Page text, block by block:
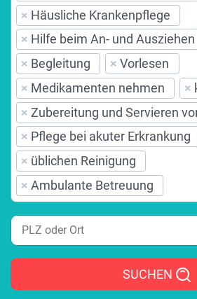
× Häusliche Krankenpflege
× Hilfe beim An- und Ausziehen
× Begleitung × Vorlesen
× Medikamenten nehmen ×
× Zubereitung und Servieren
× Pflege bei akuter Erkrankung
× üblichen Reinigung
× Ambulante Betreuung
SUCHEN